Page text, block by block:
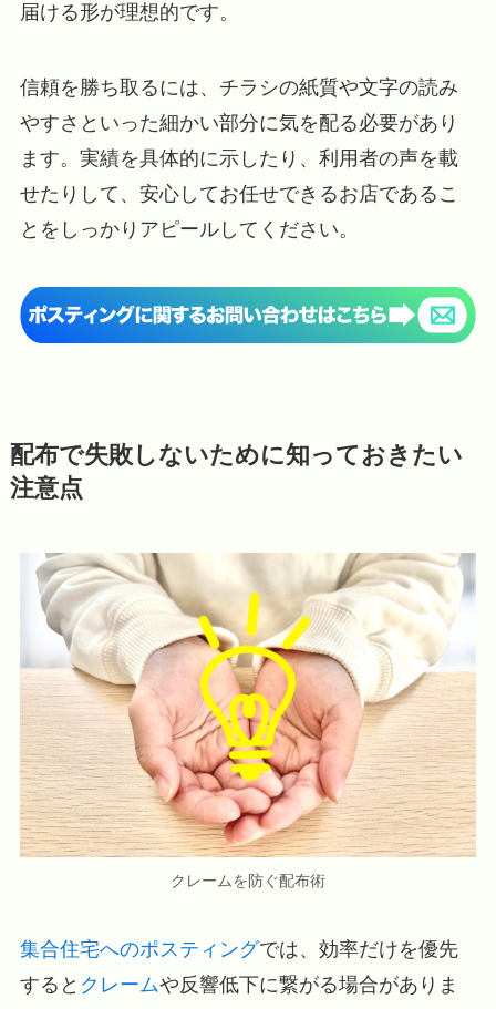
届ける形が理想的です。
信頼を勝ち取るには、チラシの紙質や文字の読み
やすさといった細かい部分に気を配る必要があり
ます。実績を具体的に示したり、利用者の声を載
せたりして、安心してお任せできるお店であるこ
とをしっかりアピールしてください。
配布で失敗しないために知っておきたい
注意点
クレームを防ぐ配布術
集合住宅へのポスティングでは、効率だけを優先
すると クレームや反響低下に繋がる場合がありま